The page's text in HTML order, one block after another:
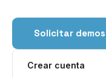
Solicitar
Crear cuenta